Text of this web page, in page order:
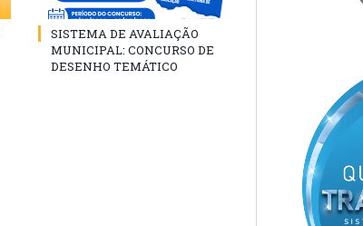
SISTEMA DE AVALIAÇÃO
MUNICIPAL: CONCURSO DE
DESENHO TEMÁTICO